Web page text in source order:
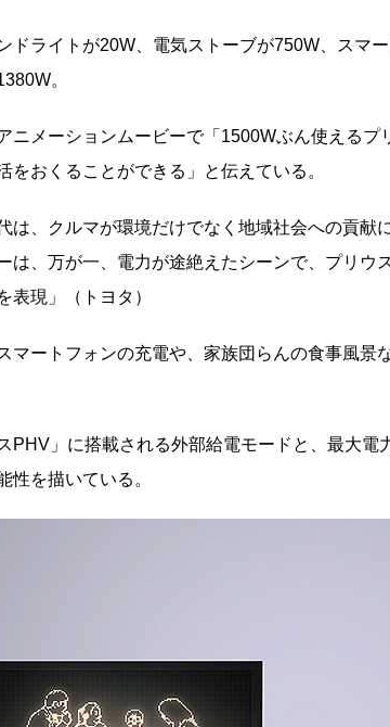
ドライトが20W、電気ストーブが750W、スマ
。
ニメーションムービーで「1500Wぶん使える
をおくることができる」と伝えている。
は、クルマが環境だけでなく地域社会への貢
は、万が一、電力が途絶えたシーンで、プリウ
表現」（トヨタ）
マートフォンの充電や、家族団らんの食事風景
PHV」に搭載される外部給電モードと、最大
性を描いている。